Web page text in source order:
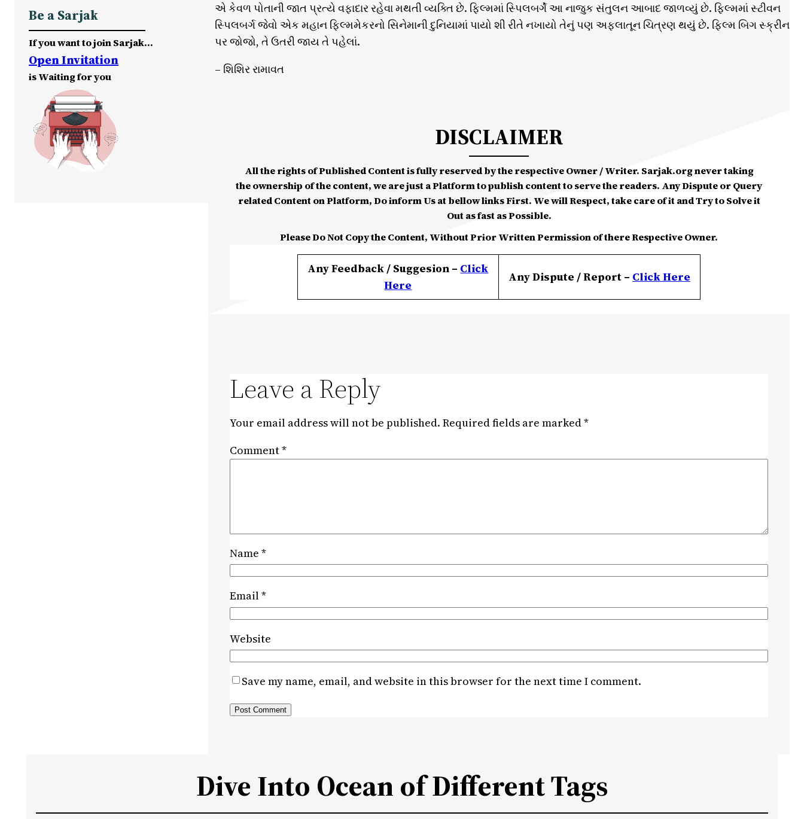
Be a Sarjak
If you want to join Sarjak…
Open Invitation
is Waiting for you
એ કેવળ પોતાની જાત પ્રત્યે વફાદાર રહેવા મથતી વ્યક્તિ છે. ફિલ્મમાં સ્પિલબર્ગે આ નાજુક સંતુલન આબાદ જાળવ્યું છે. ફિલ્મમાં સ્ટીવન
સ્પિલબર્ગ જેવો એક મહાન ફિલ્મમેકરનો સિનેમાની દુનિયામાં પાયો શી રીતે નખાયો તેનું પણ અફલાતૂન ચિત્રણ થયું છે. ફિલ્મ બિગ સ્ક્રીન
પર જોજો, તે ઉતરી જાય તે પહેલાં.
– શિશિર રામાવત
DISCLAIMER
All the rights of Published Content is fully reserved by the respective Owner / Writer. Sarjak.org never taking
the ownership of the content, we are just a Platform to publish content to serve the readers. Any Dispute or Query
related Content on Platform, Do inform Us at bellow links First. We will Respect, take care of it and Try to Solve it
Out as fast as Possible.
Please Do Not Copy the Content, Without Prior Written Permission of there Respective Owner.
Any Feedback / Suggesion – Click
Here
Any Dispute / Report – ClickHere
Leave a Reply
Your email address will not be published. Required fields are marked*
Comment*
Name *
Email*
Website
Save my name, email, and website in this browser for the next time I comment.
Dive Into Ocean of Different Tags